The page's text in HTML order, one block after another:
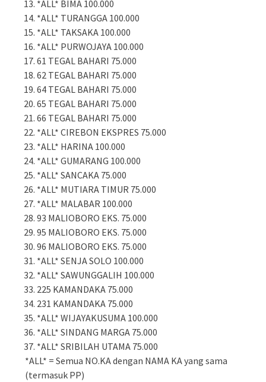
*ALL* BIMA 100.000
*ALL* TURANGGA 100.000
*ALL* TAKSAKA 100.000
*ALL* PURWOJAYA 100.000
61 TEGAL BAHARI 75.000
62 TEGAL BAHARI 75.000
64 TEGAL BAHARI 75.000
65 TEGAL BAHARI 75.000
66 TEGAL BAHARI 75.000
*ALL* CIREBON EKSPRES 75.000
*ALL* HARINA 100.000
*ALL* GUMARANG 100.000
*ALL* SANCAKA 75.000
*ALL* MUTIARA TIMUR 75.000
*ALL* MALABAR 100.000
93 MALIOBORO EKS. 75.000
95 MALIOBORO EKS. 75.000
96 MALIOBORO EKS. 75.000
*ALL* SENJA SOLO 100.000
*ALL* SAWUNGGALIH 100.000
225 KAMANDAKA 75.000
231 KAMANDAKA 75.000
*ALL* WIJAYAKUSUMA 100.000
*ALL* SINDANG MARGA 75.000
*ALL* SRIBILAH UTAMA 75.000
*ALL* = Semua NO.KA dengan NAMA KA yang sama
(termasuk PP)